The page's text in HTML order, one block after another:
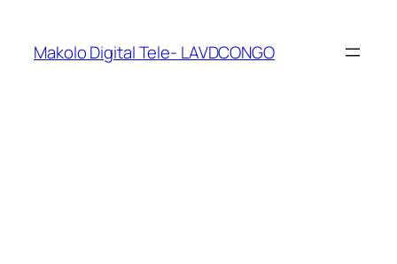
Makolo Digital Tele- LAVDCONGO